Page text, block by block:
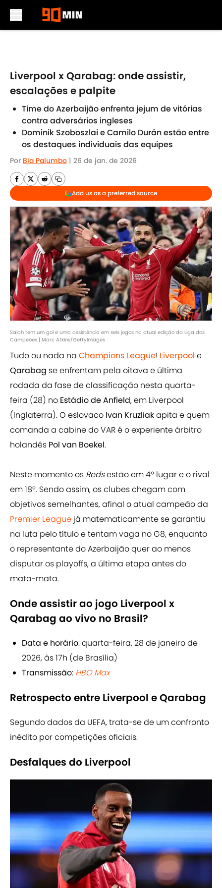
Liverpool x Qarabag: onde assistir,
escalações e palpite
Time do Azerbaijão enfrenta jejum de vitórias
contra adversários ingleses
Dominik Szoboszlai e Camilo Durán estão entre
os destaques individuais das equipes
Por Bia Palumbo | 26 de jan. de 2026
Add us as a preferred source
Salah tem um gol e uma assistência em seis jogos na atual edição da Liga dos
Campeões | Marc Atkins/GettyImages
Tudo ou nada na Champions League! Liverpool e
Qarabag se enfrentam pela oitava e última
rodada da fase de classificação nesta quarta-
feira (28) no Estádio de Anfield, em Liverpool
(Inglaterra). O eslovaco Ivan Kruzliakapita e quem
comanda a cabine do VAR é o experiente árbitro
holandês Pol van Boekel.
Neste momento os Redsestão em 4º lugar e o rival
em 18º. Sendo assim, os clubes chegam com
objetivos semelhantes, afinal o atual campeão da
Premier League já matematicamente se garantiu
na luta pelo título e tentam vaga no G8, enquanto
o representante do Azerbaijão quer ao menos
disputar os playoffs, a última etapa antes do
mata-mata.
Onde assistir ao jogo Liverpool x
Qarabag ao vivo no Brasil?
Data e horário: quarta-feira, 28 de janeiro de
2026, às 17h (de Brasília)
Transmissão: HBO Max
Retrospecto entre Liverpool e Qarabag
Segundo dados da UEFA, trata-se de um confronto
inédito por competições oficiais.
Desfalques do Liverpool